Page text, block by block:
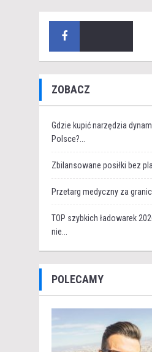
ZOBACZ
Gdzie kupić narzędzia
Polsce?...
Zbilansowane posiłki bez
Przetarg medyczny za
TOP szybkich ładowarek
nie...
POLECAMY